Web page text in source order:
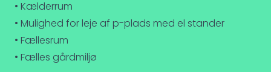
• Kælderrum
• Mulighed for leje af p-plads med el stander
• Fællesrum
• Fælles gårdmiljø